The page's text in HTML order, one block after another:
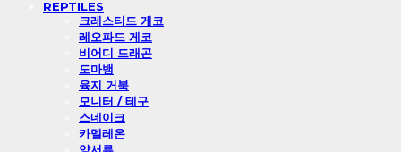
REPTILES
크레스티드 게코
레오파드 게코
비어디 드래곤
도마뱀
육지 거북
모니터 / 테구
스네이크
카멜레온